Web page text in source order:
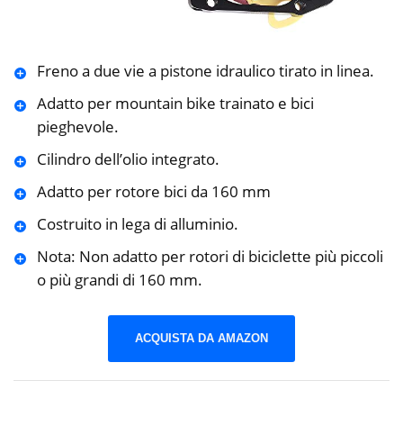
Freno a due vie a pistone idraulico tirato in linea.
Adatto per mountain bike trainato e bici
pieghevole.
Cilindro dell’olio integrato.
Adatto per rotore bici da 160 mm
Costruito in lega di alluminio.
Nota: Non adatto per rotori di biciclette più piccoli
o più grandi di 160 mm.
ACQUISTA DA AMAZON